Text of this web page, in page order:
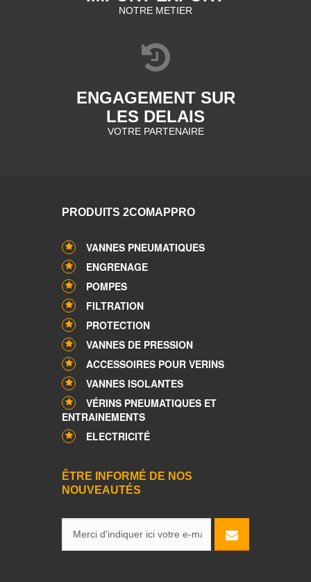
NOTRE METIER
ENGAGEMENT SUR
LES DELAIS
VOTRE PARTENAIRE
PRODUITS 2COMAPPRO
VANNES PNEUMATIQUES
ENGRENAGE
POMPES
FILTRATION
PROTECTION
VANNES DE PRESSION
ACCESSOIRES POUR VERINS
VANNES ISOLANTES
VÉRINS PNEUMATIQUES ET
ENTRAINEMENTS
ELECTRICITÉ
ÊTRE INFORMÉ DE NOS
NOUVEAUTÉS